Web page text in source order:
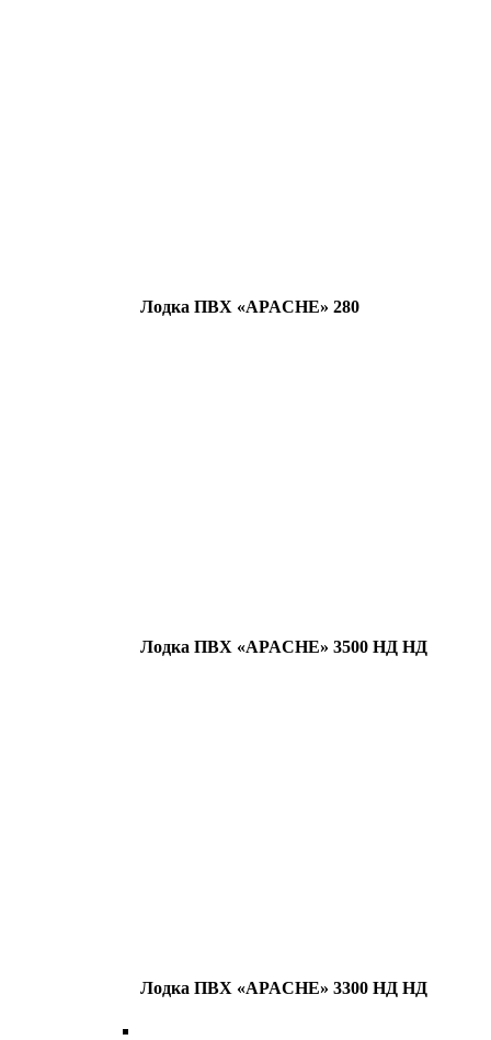
Лодка ПВХ «APACHE» 280
Лодка ПВХ «APACHE» 3500 НД НД
Лодка ПВХ «APACHE» 3300 НД НД